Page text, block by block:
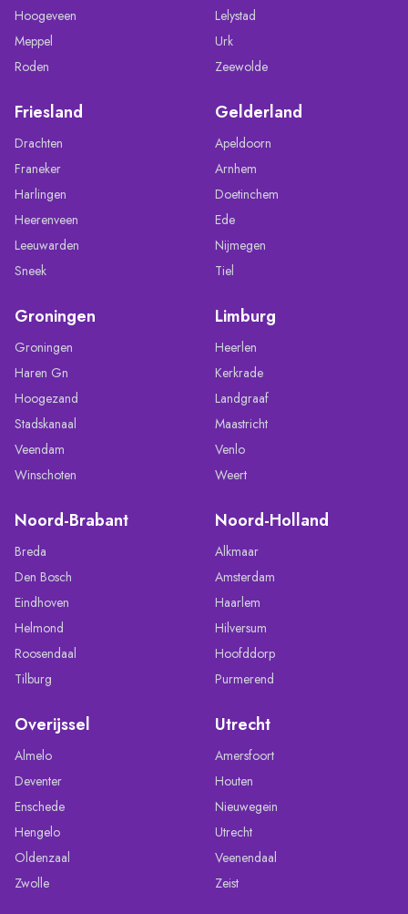
Hoogeveen
Meppel
Roden
Lelystad
Urk
Zeewolde
Friesland
Drachten
Franeker
Harlingen
Heerenveen
Leeuwarden
Sneek
Gelderland
Apeldoorn
Arnhem
Doetinchem
Ede
Nijmegen
Tiel
Groningen
Groningen
Haren Gn
Hoogezand
Stadskanaal
Veendam
Winschoten
Limburg
Heerlen
Kerkrade
Landgraaf
Maastricht
Venlo
Weert
Noord-Brabant
Breda
Den Bosch
Eindhoven
Helmond
Roosendaal
Tilburg
Noord-Holland
Alkmaar
Amsterdam
Haarlem
Hilversum
Hoofddorp
Purmerend
Overijssel
Almelo
Deventer
Enschede
Hengelo
Oldenzaal
Zwolle
Utrecht
Amersfoort
Houten
Nieuwegein
Utrecht
Veenendaal
Zeist